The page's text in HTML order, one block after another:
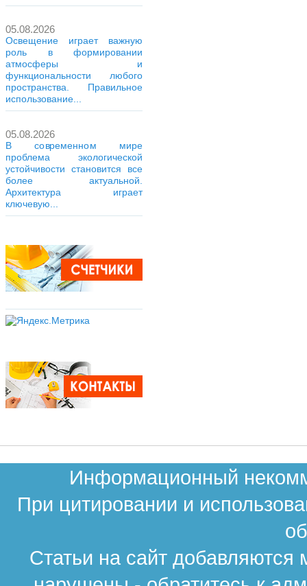
05.08.2026
Освещение играет важную
роль в формировании
атмосферы и
функциональности любого
пространства. Правильное
использование...
05.08.2026
В современном мире
проблема экологической
устойчивости становится все
более актуальной.
Архитектура играет
ключевую...
Информационный
При цитировании и
Статьи на сайт